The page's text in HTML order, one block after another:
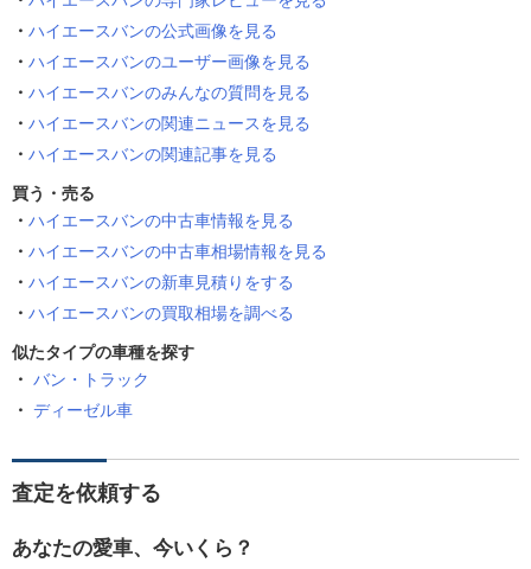
ハイエースバンの公式画像を見る
ハイエースバンのユーザー画像を見る
ハイエースバンのみんなの質問を見る
ハイエースバンの関連ニュースを見る
ハイエースバンの関連記事を見る
買う・売る
ハイエースバンの中古車情報を見る
ハイエースバンの中古車相場情報を見る
ハイエースバンの新車見積りをする
ハイエースバンの買取相場を調べる
似たタイプの車種を探す
バン・トラック
ディーゼル車
査定を依頼する
あなたの愛車、今いくら？